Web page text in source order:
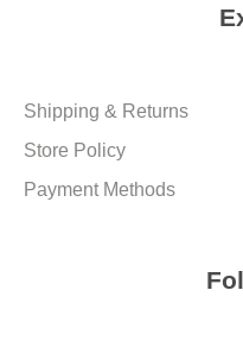
Shipping & Returns
Store Policy
Payment Methods